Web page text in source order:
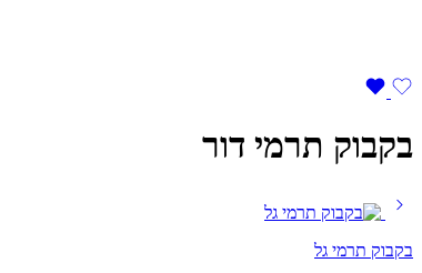
בקבוק תרמי דור
בקבוק תרמי גל